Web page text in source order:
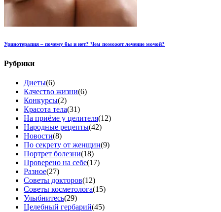
Уринотерапия – почему бы и нет? Чем поможет лечение мочой?
Рубрики
Диеты(6)
Качество жизни(6)
Конкурсы(2)
Красота тела(31)
На приёме у целителя(12)
Народные рецепты(42)
Новости(8)
По секрету от женщин(9)
Портрет болезни(18)
Проверено на себе(17)
Разное(27)
Советы докторов(12)
Советы косметолога(15)
Улыбнитесь(29)
Целебный гербарий(45)